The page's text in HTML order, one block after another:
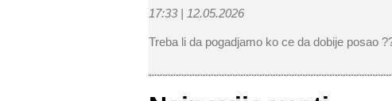
17:33 | 12.05.2026
Treba li da pogadjamo ko ce da dobije posao